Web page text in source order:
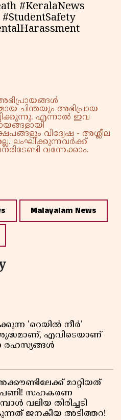
#KeralaNews
ചിന്തയും അഭിപ്രായ
എന്നാൽ ഇവ
വിദ്വേഷ - അശ്ലീല
ലംഘിക്കുന്നവർക്ക്
വന്നേക്കാം.
Malayalam News
'റെയിൽ നീർ'
ശുദ്ധമാണ്, എവിടെയാണ്
രഹസ്യങ്ങൾ
മാറ്റിയത്
പണി! സഹകരണ
വലിയ തിരിച്ചടി
ജനകീയ അടിത്തറ!